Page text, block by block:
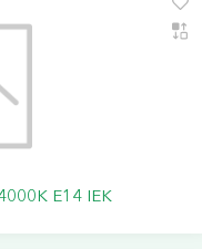
E14 IEK